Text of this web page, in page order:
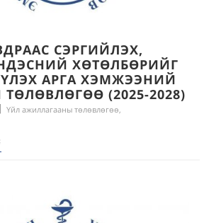
СЭРГИЙЛЭХ,
ХӨТӨЛБӨРИЙГ
АРГА ХЭМЖЭЭНИЙ
(2025-2028)
Үйл ажиллагааны төлөвлөгөө,